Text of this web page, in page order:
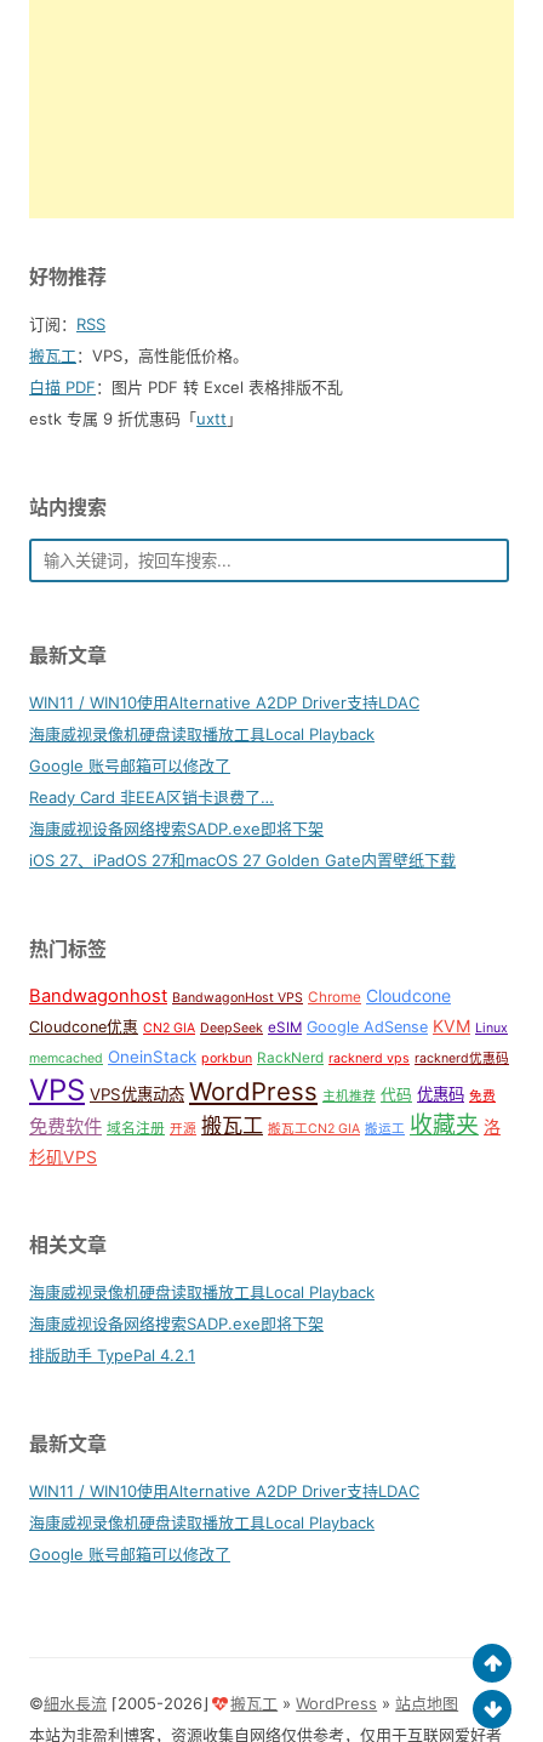
好物推荐
订阅： RSS
搬瓦工：VPS，高性能低价格。️
白描 PDF：图片 PDF 转 Excel 表格排版不乱
estk 专属 9 折优惠码「uxtt 」
站内搜索
最新文章
WIN11 / WIN10使用Alternative A2DP Driver支持LDAC
海康威视录像机硬盘读取播放工具Local Playback
Google 账号邮箱可以修改了
Ready Card 非EEA区销卡退费了…
海康威视设备网络搜索SADP.exe即将下架
iOS 27、iPadOS 27和macOS 27 Golden Gate内置壁纸下载
热门标签
Bandwagonhost BandwagonHost VPS Chrome Cloudcone
Cloudcone优惠 CN2 GIA DeepSeek eSIM Google AdSense KVM Linux
memcached OneinStack porkbun RackNerd racknerd vps racknerd优惠码
VPS VPS优惠动态 WordPress 主机推荐 代码 优惠码 免费
免费软件 域名注册 开源 搬瓦工 搬瓦工CN2 GIA 搬运工 收藏夹 洛
杉矶VPS
相关文章
海康威视录像机硬盘读取播放工具Local Playback
海康威视设备网络搜索SADP.exe即将下架
排版助手 TypePal 4.2.1
最新文章
WIN11 / WIN10使用Alternative A2DP Driver支持LDAC
海康威视录像机硬盘读取播放工具Local Playback
Google 账号邮箱可以修改了
©細水長流 ⌈2005-2026⌋ 搬瓦工 »WordPress »站点地图
本站为非盈利博客，资源收集自网络仅供参考，仅用于互联网爱好者